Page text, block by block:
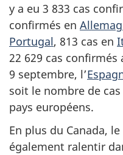
y a eu 3 833 cas
confirmés en
Portugal, 813 cas en
22 629 cas confirmés
9 septembre, l’
soit le nombre de
pays européens.
En plus du Canada,
également ralentir